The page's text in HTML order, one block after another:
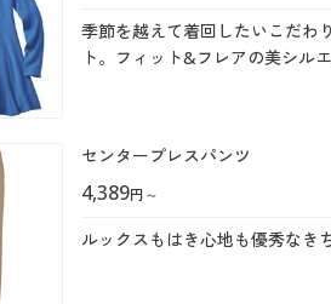
季節を越えて着回したいこだわ
ト。フィット&フレアの美シル
センタープレスパンツ
4,389円～
ルックスもはき心地も優秀なき